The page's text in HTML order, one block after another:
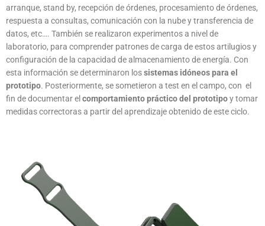
arranque, stand by, recepción de órdenes, procesamiento de órdenes,
respuesta a consultas, comunicación con la nube y transferencia de
datos, etc…. También se realizaron experimentos a nivel de
laboratorio, para comprender patrones de carga de estos artilugios y
configuración de la capacidad de almacenamiento de energía. Con
esta información se determinaron lossistemas idóneos para el
prototipo. Posteriormente, se sometieron a test en el campo, con el
fin de documentar el comportamiento práctico del prototipoy tomar
medidas correctoras a partir del aprendizaje obtenido de este ciclo.